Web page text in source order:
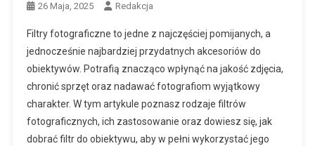
26 Maja, 2025 Redakcja
Filtry fotograficzne to jedne z najczęściej pomijanych, a
jednocześnie najbardziej przydatnych akcesoriów do
obiektywów. Potrafią znacząco wpłynąć na jakość zdjęcia,
chronić sprzęt oraz nadawać fotografiom wyjątkowy
charakter. W tym artykule poznasz rodzaje filtrów
fotograficznych, ich zastosowanie oraz dowiesz się, jak
dobrać filtr do obiektywu, aby w pełni wykorzystać jego